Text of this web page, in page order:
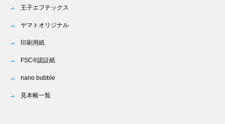
王子エフテックス
ヤマトオリジナル
印刷用紙
FSC®認証紙
nano bubble
見本帳一覧